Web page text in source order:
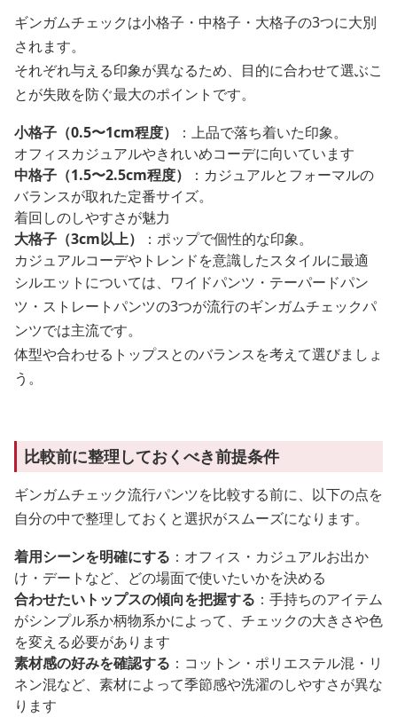
ギンガムチェックは小格子・中格子・大格子の3つに大別
されます。
それぞれ与える印象が異なるため、目的に合わせて選ぶこ
とが失敗を防ぐ最大のポイントです。
小格子（0.5〜1cm程度）
：上品で落ち着いた印象。
オフィスカジュアルやきれいめコーデに向いています
中格子（1.5〜2.5cm程度）
：カジュアルとフォーマルの
バランスが取れた定番サイズ。
着回しのしやすさが魅力
大格子（3cm以上）
：ポップで個性的な印象。
カジュアルコーデやトレンドを意識したスタイルに最適
シルエットについては、ワイドパンツ・テーパードパン
ツ・ストレートパンツの3つが流行のギンガムチェックパ
ンツでは主流です。
体型や合わせるトップスとのバランスを考えて選びましょ
う。
比較前に整理しておくべき前提条件
ギンガムチェック流行パンツを比較する前に、以下の点を
自分の中で整理しておくと選択がスムーズになります。
着用シーンを明確にする ：オフィス・カジュアルお出か
け・デートなど、どの場面で使いたいかを決める
合わせたいトップスの傾向を把握する ：手持ちのアイテム
がシンプル系か柄物系かによって、チェックの大きさや色
を変える必要があります
素材感の好みを確認する ：コットン・ポリエステル混・リ
ネン混など、素材によって季節感や洗濯のしやすさが異な
ります